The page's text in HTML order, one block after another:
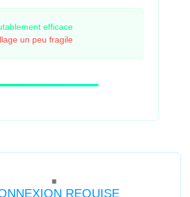
efficace
un peu fragile
REQUISE